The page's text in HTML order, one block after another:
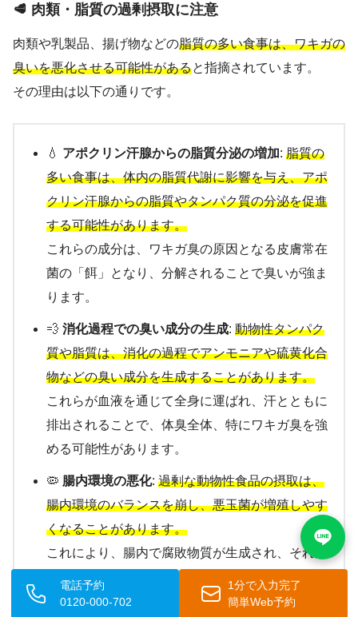
🥩 肉類・脂質の過剰摂取に注意
肉類や乳製品、揚げ物などの脂質の多い食事は、ワキガの
臭いを悪化させる可能性があると指摘されています。
その理由は以下の通りです。
💧 アポクリン汗腺からの脂質分泌の増加: 脂質の
多い食事は、体内の脂質代謝に影響を与え、アポ
クリン汗腺からの脂質やタンパク質の分泌を促進
する可能性があります。
これらの成分は、ワキガ臭の原因となる皮膚常在
菌の「餌」となり、分解されることで臭いが強ま
ります。
💨 消化過程での臭い成分の生成: 動物性タンパク
質や脂質は、消化の過程でアンモニアや硫黄化合
物などの臭い成分を生成することがあります。
これらが血液を通じて全身に運ばれ、汗とともに
排出されることで、体臭全体、特にワキガ臭を強
める可能性があります。
🦠 腸内環境の悪化: 過剰な動物性食品の摂取は、
腸内環境のバランスを崩し、悪玉菌が増殖しやす
くなることがあります。
これにより、腸内で腐敗物質が生成され、それが
体内に吸収されて体臭として現れる可能性もあり
ます。
電話予約
0120-000-702
1分で入力完了
簡単Web予約